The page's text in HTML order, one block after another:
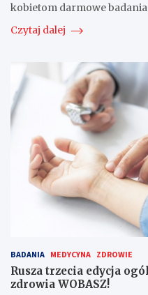
kobietom darmowe
Czytaj dalej
BADANIA MEDYCYNA ZDROWIE
Rusza trzecia edycja
zdrowia WOBASZ!